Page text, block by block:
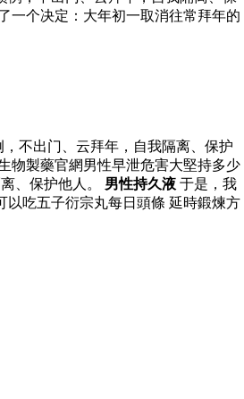
一个决定：大年初一取消往常拜年的
不出门、云拜年，自我隔离、保护
物製藥官網男性早泄危害大堅持多少
、保护他人。 男性持久液 于是，我
吃五子衍宗丸每日頭條 延時鍛煉方